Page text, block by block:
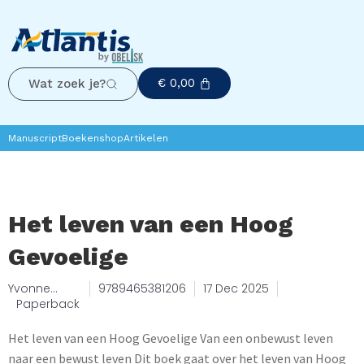
Wat zoek je? € 0,00
ManuscriptBoekenshopArtikelen
Het leven van een Hoog
Gevoelige
Yvonne
Baank
9789465381206
17 Dec 2025
Paperback
Het leven van een Hoog Gevoelige Van een onbewust leven
naar een bewust leven Dit boek gaat over het leven van Hoog